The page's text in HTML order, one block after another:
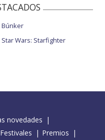
Búnker
Star Wars: Starfighter
novedades
Festivales
Premios